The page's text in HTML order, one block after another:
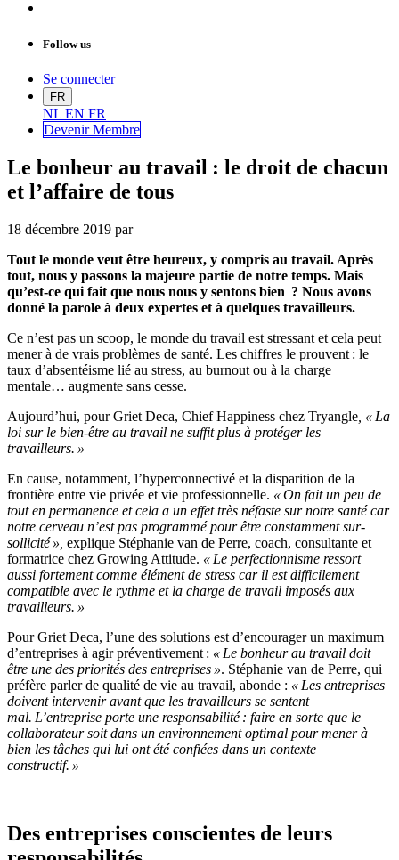
Follow us
Se connecter
FR
NL EN FR
Devenir Membre
Le bonheur au travail : le droit de chacun
et l’affaire de tous
18 décembre 2019 par
Tout le monde veut être heureux, y compris au travail. Après
tout, nous y passons la majeure partie de notre temps. Mais
qu’est-ce qui fait que nous nous y sentons bien ? Nous avons
donné la parole à deux expertes et à quelques travailleurs.
Ce n’est pas un scoop, le monde du travail est stressant et cela peut
mener à de vrais problèmes de santé. Les chiffres le prouvent : le
taux d’absentéisme lié au stress, au burnout ou à la charge
mentale… augmente sans cesse.
Aujourd’hui, pourGriet Deca, Chief Happiness chez Tryangle , « La
loi sur le bien-être au travail ne suffit plus à protéger les
travailleurs. »
En cause, notamment, l’hyperconnectivé et la disparition de la
frontière entre vie privée et vie professionnelle. « On fait un peu de
tout en permanence et cela a un effet très néfaste sur notre santécar
notre cerveau n’est pas programmé pour être constammentsur-
sollicité » explique Stéphanie van de Perre, coach, consultante et
formatrice chez Growing Attitude. « Le perfectionnisme ressort
aussi fortementcomme élément de stress car il est difficilement
compatible avec le rythme et la charge de travail imposés aux
travailleurs. »
Pour Griet Deca, l’une des solutions est d’encourager un maximum
d’entreprises à agir préventivement : « Le bonheur au travail doit
être une des priorités des entreprises ». Stéphanie van de Perre, qui
préfère parler de qualité de vie au travail, abonde : « Les entreprises
doivent intervenir avant que les travailleurs se sentent
mal. L’entreprise porte une responsabilité: faire en sorte que le
collaborateur soit dans un environnement optimal pour mener à
bien les tâches qui lui ont été confiées dans un contexte
constructif. »
Des entreprises conscientes de leurs